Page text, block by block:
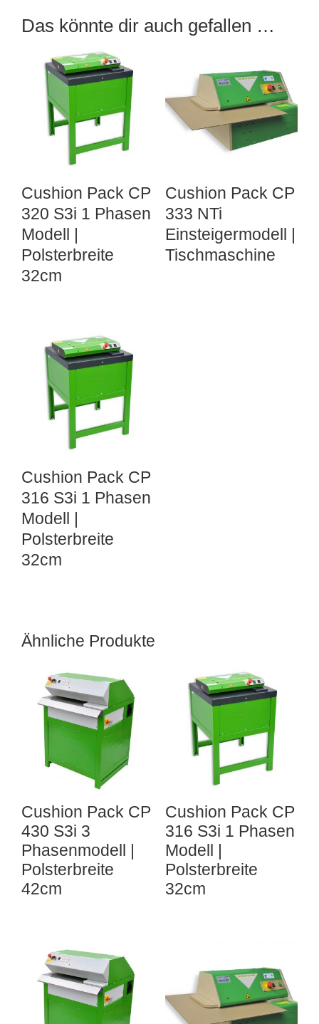
Das könnte dir auch gefallen …
Cushion Pack CP
320 S3i 1 Phasen
Modell |
Polsterbreite
32cm
Cushion Pack CP
333 NTi
Einsteigermodell |
Tischmaschine
Cushion Pack CP
316 S3i 1 Phasen
Modell |
Polsterbreite
32cm
Ähnliche Produkte
Cushion Pack CP
430 S3i 3
Phasenmodell |
Polsterbreite
42cm
Cushion Pack CP
316 S3i 1 Phasen
Modell |
Polsterbreite
32cm